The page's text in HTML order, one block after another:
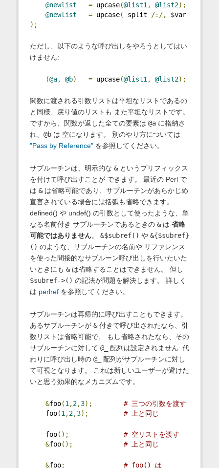
@newlist = upcase(@list1 , @list2);
@newlist
= upcase( split /:/,
$var
);
ただし、以下のような呼び出しをやろうとしてはい
けません:
(@a, @b) = upcase(@list1 , @list2);
関数に渡される引数リストは平坦なリストであるの
と同様、戻り値のリストも また平坦なリストです。
ですから、関数が返した全ての要素は @aに格納さ
れ、 @bは 空になります。 別のやり方については
"Pass by Reference"を参照してください。
サブルーチンは、明示的な &というプリフィックス
を付けて呼び出すことが できます。 最近の Perl で
は &は省略可能であり、サブルーチンがあらかじめ
宣言されている場合には括弧も省略できます。
defined() や undef() の引数として使ったような、単
なる名前付き サブルーチンであるときの &は 省略
可能ではありません。 &$subref() や &{$subref}
() のような、サブルーチンの名前や リファレンス
を使った間接的なサブルーン呼び出しを行いたいた
いときにも &は省略することはできません。 但し
$subref->() の記法が問題を解決します。 詳しく
は perlrefを参照してください。
サブルーチンは再帰的に呼び出すこともできます。
あるサブルーチンが &付きで呼び出されたなら、引
数リストは省略可能で、 もし省略されたなら、その
サブルーチンに対して @_
配列は設定されません: 代
わりに呼び出し時の @_
配列がサブルーチンに対し
て可視となります。 これは新しいユーザーが避けた
いと思う効果的なメカニズムです。
&foo(1 ,2,3);
# 三つの引数を渡す
foo(1 ,2,3); # 上と同じ
foo();
# 空リストを渡す
&foo(); # 上と同じ
&foo; # foo() は